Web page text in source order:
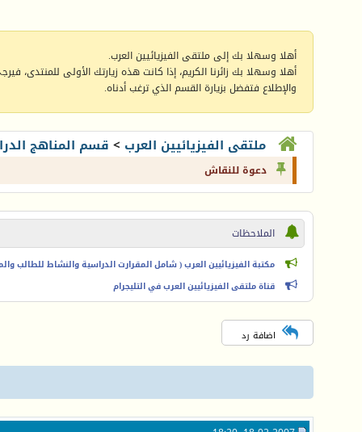
أهلا وسهلا بك إلى ملتقى الفيزيائيين العرب.
أهلا وسهلا بك زائرنا الكريم، إذا كانت هذه زيارتك الأولى للمنتدى،
والإطلاع فتفضل بزيارة القسم الذي ترغب أدناه.
ملتقى الفيزيائيين العرب > قسم المناهج
دعوة للنقاش
الملاحظات
مكتبة الفيزيائيين العرب ( شامل المقرارت الدراسية والنشاط للطالب
قناة ملتقى الفيزيائيين العرب في التليجرام
اضافة رد